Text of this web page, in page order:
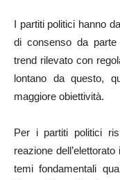
I partiti politici hanno
di consenso da
trend rilevato con
lontano da questo,
maggiore obiettività.
Per i partiti politici
reazione
temi fondamentali